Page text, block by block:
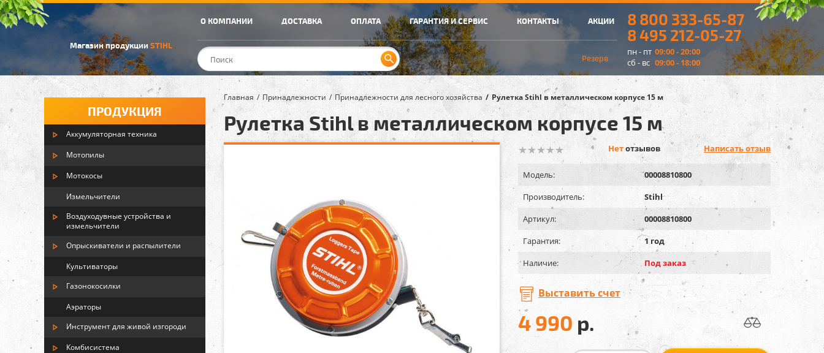
Магазин продукции STIHL
О КОМПАНИИ ДОСТАВКА ОПЛАТА ГАРАНТИЯ И СЕРВИС КОНТАКТЫ АКЦИИ
Резерв
8 800 333-65-87
8 495 212-05-27
пн - пт 09:00 - 20:00
сб - вс 09:00 - 18:00
ПРОДУКЦИЯ
Аккумуляторная техника
Мотопилы
Мотокосы
Измельчители
Воздуходувные устройства и
измельчители
Опрыскиватели и распылители
Культиваторы
Газонокосилки
Аэраторы
Инструмент для живой изгороди
Комбисистема
Главная Принадлежности Принадлежности для лесного хозяйства Рулетка Stihl в металлическом корпусе 15 м
Рулетка Stihl в металлическом корпусе 15 м
Нетотзывов Написать отзыв
Модель:
00008810800
Производитель:
Stihl
Артикул:
00008810800
Гарантия:
1 год
Наличие:
Под заказ
Выставить счет
4 990 р.